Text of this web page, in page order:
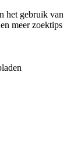
het gebruik van
meer zoektips